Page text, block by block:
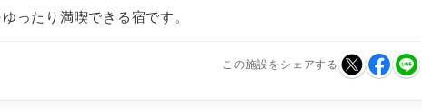
ったり満喫できる宿です。
この施設をシェアする